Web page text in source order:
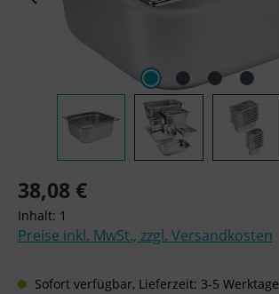
Regulärer Preis:
38,08 €
Inhalt: 1
Preise inkl. MwSt., zzgl. Versandkosten
Sofort verfügbar, Lieferzeit: 3-5 Werktage